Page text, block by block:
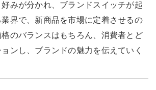
みが分かれ、ブランドスイッチが起
界で、新商品を市場に定着させるの
のバランスはもちろん、消費者とど
ンし、ブランドの魅力を伝えていく